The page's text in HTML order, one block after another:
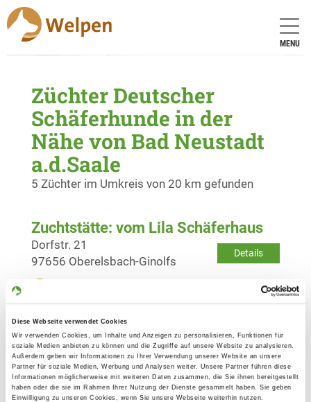
Diese Webseite verwendet Cookies
Wir verwenden Cookies, um Inhalte und Anzeigen zu personalisieren, Funktionen für
soziale Medien anbieten zu können und die Zugriffe auf unsere Website zu analysieren.
Außerdem geben wir Informationen zu Ihrer Verwendung unserer Website an unsere
Partner für soziale Medien, Werbung und Analysen weiter. Unsere Partner führen diese
Informationen möglicherweise mit weiteren Daten zusammen, die Sie ihnen bereitgestellt
haben oder die sie im Rahmen Ihrer Nutzung der Dienste gesammelt haben. Sie geben
Einwilligung zu unseren Cookies, wenn Sie unsere Webseite weiterhin nutzen.
MENU
Züchter Deutscher
Schäferhunde in der
Nähe von Bad Neustadt
a.d.Saale
5 Züchter im Umkreis von 20 km gefunden
Zuchtstätte: vom Lila Schäferhaus
Details
Dorfstr. 21
97656 Oberelsbach-Ginolfs
Zuchtstätte: vom Grabfeldgau
Details
Am Wethfeld 17
97616 Bad Neustadt
Welpen erwartet